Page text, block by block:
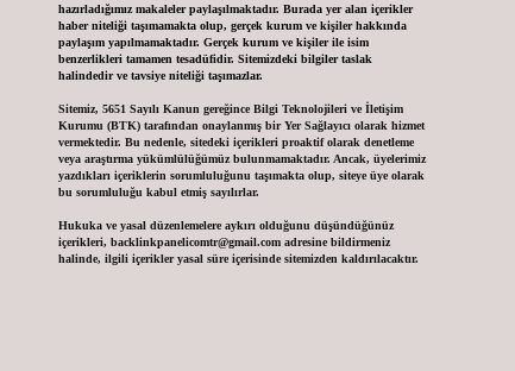
hazırladığımız makaleler paylaşılmaktadır. Burada yer alan içerikler
haber niteliği taşımamakta olup, gerçek kurum ve kişiler hakkında
paylaşım yapılmamaktadır. Gerçek kurum ve kişiler ile isim
benzerlikleri tamamen tesadüfidir. Sitemizdeki bilgiler taslak
halindedir ve tavsiye niteliği taşımazlar.
Sitemiz, 5651 Sayılı Kanun gereğince Bilgi Teknolojileri ve İletişim
Kurumu (BTK) tarafından onaylanmış bir Yer Sağlayıcı olarak hizmet
vermektedir. Bu nedenle, sitedeki içerikleri proaktif olarak denetleme
veya araştırma yükümlülüğümüz bulunmamaktadır. Ancak, üyelerimiz
yazdıkları içeriklerin sorumluluğunu taşımakta olup, siteye üye olarak
bu sorumluluğu kabul etmiş sayılırlar.
Hukuka ve yasal düzenlemelere aykırı olduğunu düşündüğünüz
içerikleri,backlinkpanelicomtr@gmail.com adresine bildirmeniz
halinde, ilgili içerikler yasal süre içerisinde sitemizden kaldırılacaktır.